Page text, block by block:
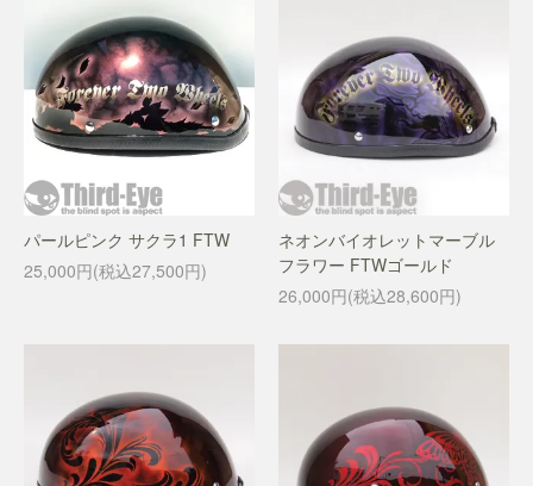
パールピンク サクラ1 FTW
25,000円(税込27,500円)
ネオンバイオレットマーブル
フラワー FTWゴールド
26,000円(税込28,600円)